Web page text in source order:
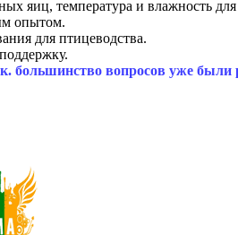
яиц, температура и влажность
опытом.
для птицеводства.
большинство вопросов уже были